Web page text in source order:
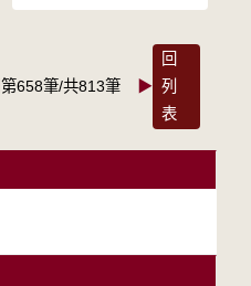
第658筆/共813筆 ▶
回
列
表